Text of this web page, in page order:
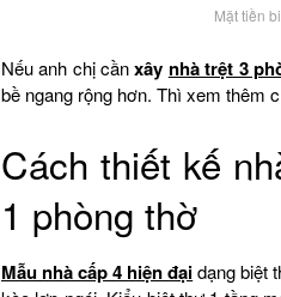
Mặt tiền
Nếu anh chị cầnxây nhà trệt 3
bề ngang rộng hơn. Thì xem thêm
Cách thiết kế
1 phòng thờ
Mẫu nhà cấp 4 hiện đạidạng biệt